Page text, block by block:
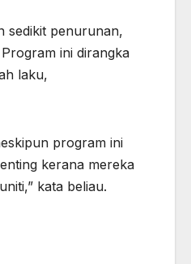
sedikit penurunan,
ini dirangka
laku,
program ini
kerana mereka
kata beliau.